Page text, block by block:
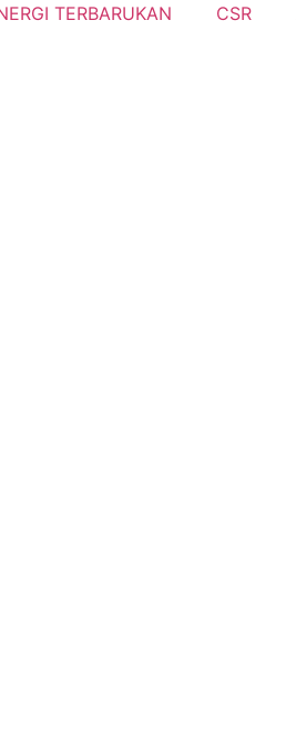
TERBARUKAN CSR